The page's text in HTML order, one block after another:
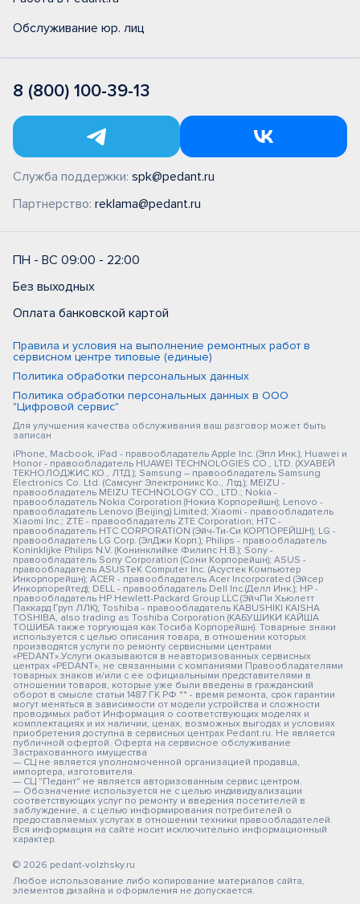
Обслуживание юр. лиц
8 (800) 100-39-13
Служба поддержки: spk@pedant.ru
Партнерство: reklama@pedant.ru
ПН - ВС 09:00 - 22:00
Без выходных
Оплата банковской картой
Правила и условия на выполнение ремонтных работ в
сервисном центре типовые (единые)
Политика обработки персональных данных
Политика обработки персональных данных в ООО
"Цифровой сервис"
Для улучшения качества обслуживания ваш разговор может быть
записан
iPhone, Macbook, iPad - правообладатель Apple Inc. (Эпл Инк.); Huawei и
Honor - правообладатель HUAWEI TECHNOLOGIES CO., LTD. (ХУАВЕЙ
ТЕКНОЛОДЖИС КО., ЛТД.); Samsung – правообладатель Samsung
Electronics Co. Ltd. (Самсунг Электроникс Ко., Лтд.); MEIZU -
правообладатель MEIZU TECHNOLOGY CO., LTD.; Nokia -
правообладатель Nokia Corporation (Нокиа Корпорейшн); Lenovo -
правообладатель Lenovo (Beijing) Limited; Xiaomi - правообладатель
Xiaomi Inc.; ZTE - правообладатель ZTE Corporation; HTC -
правообладатель HTC CORPORATION (Эйч-Ти-Си КОРПОРЕЙШН); LG -
правообладатель LG Corp. (ЭлДжи Корп.); Philips - правообладатель
Koninklijke Philips N.V. (Конинклийке Филипс Н.В.); Sony -
правообладатель Sony Corporation (Сони Корпорейшн); ASUS -
правообладатель ASUSTeK Computer Inc. (Асустек Компьютер
Инкорпорейшн); ACER - правообладатель Acer Incorporated (Эйсер
Инкорпорейтед); DELL - правообладатель Dell Inc.(Делл Инк.); HP -
правообладатель HP Hewlett-Packard Group LLC (ЭйчПи Хьюлетт
Паккард Груп ЛЛК); Toshiba - правообладатель KABUSHIKI KAISHA
TOSHIBA, also trading as Toshiba Corporation (КАБУШИКИ КАЙША
ТОШИБА также торгующая как Тосиба Корпорейшн). Товарные знаки
используется с целью описания товара, в отношении которых
производятся услуги по ремонту сервисными центрами
«PEDANT».Услуги оказываются в неавторизованных сервисных
центрах «PEDANT», не связанными с компаниями Правообладателями
товарных знаков и/или с ее официальными представителями в
отношении товаров, которые уже были введены в гражданский
оборот в смысле статьи 1487 ГК РФ ** - время ремонта, срок гарантии
могут меняться в зависимости от модели устройства и сложности
проводимых работ Информация о соответствующих моделях и
комплектациях и их наличии, ценах, возможных выгодах и условиях
приобретения доступна в сервисных центрах Pedant.ru. Не является
публичной офертой. Оферта на сервисное обслуживание
Застрахованного имущества
— СЦ не является уполномоченной организацией продавца,
импортера, изготовителя.
— СЦ "Педант" не является авторизованным сервис центром.
— Обозначение используется не с целью индивидуализации
соответствующих услуг по ремонту и введения посетителей в
заблуждение, а с целью информирования потребителей о
предоставляемых услугах в отношении техники правообладателей.
Вся информация на сайте носит исключительно информационный
характер.
© 2026 pedant-volzhsky.ru
Любое использование либо копирование материалов сайта,
элементов дизайна и оформления не допускается.